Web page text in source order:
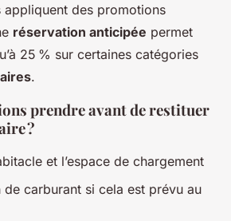
appliquent des promotions
réservation anticipée permet
25 % sur certaines catégories
.
prendre avant de restituer
?
et l’espace de chargement
de carburant si cela est prévu au